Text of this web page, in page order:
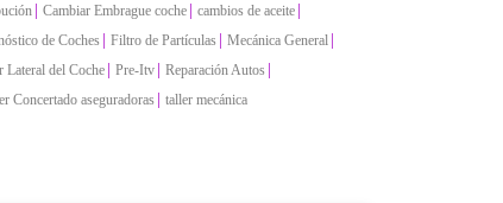
Cambiar Embrague coche cambios de aceite
de Coches Filtro de Partículas Mecánica General
Lateral del Coche Pre-Itv Reparación Autos
Concertado aseguradoras taller mecánica